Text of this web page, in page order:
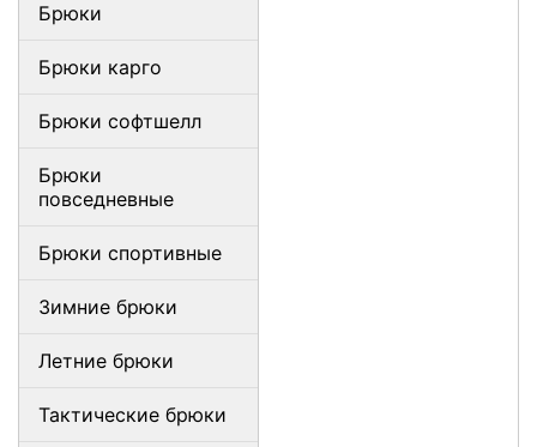
Брюки
Брюки карго
Брюки софтшелл
Брюки
повседневные
Брюки спортивные
Зимние брюки
Летние брюки
Тактические брюки